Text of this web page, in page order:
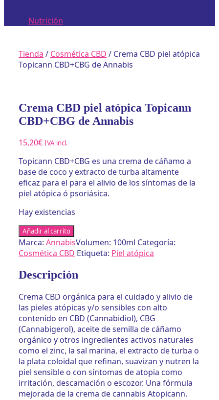
Nutrición
Tienda / Cosmética CBD / Crema CBD piel atópica
Topicann CBD+CBG de Annabis
Crema CBD piel atópica Topicann
CBD+CBG de Annabis
15,20€ IVA incl.
Topicann CBD+CBG es una crema de cáñamo a
base de coco y extracto de turba altamente
eficaz para el para el alivio de los síntomas de la
piel atópica ó psoriásica.
Hay existencias
Crema
CBD
piel
Topicann
CBD+CBG
de
Annabis
cantidad
Añadir al carrito
Marca: AnnabisVolumen: 100ml Categoría:
Cosmética CBD Etiqueta: Piel atópica
Descripción
Crema CBD orgánica para el cuidado y alivio de
las pieles atópicas y/o sensibles con alto
contenido en CBD (Cannabidiol), CBG
(Cannabigerol), aceite de semilla de cáñamo
orgánico y otros ingredientes activos naturales
como el zinc, la sal marina, el extracto de turba o
la plata coloidal que refinan, suavizan y nutren la
piel sensible o con síntomas de atopia como
irritación, descamación o escozor. Una fórmula
mejorada de la crema de cannabis Atopicann.